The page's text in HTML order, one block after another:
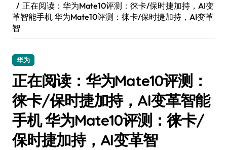
正在阅读：华为Mate10评测：徕卡/保时捷加持，AI变
革智能手机 华为Mate10评测：徕卡/保时捷加持，AI变革
智
华为
正在阅读：华为Mate10评测：
徕卡/保时捷加持，AI变革智能
手机 华为Mate10评测：徕卡/
保时捷加持，AI变革智